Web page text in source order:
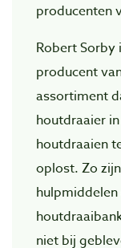
producenten
Robert
producent
assortiment
houtdraaier
houtdraaien
oplost. Zo
niet bij